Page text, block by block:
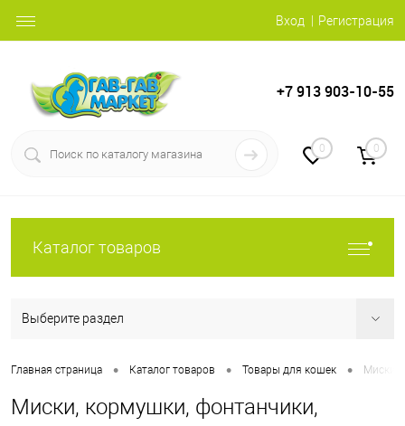
Вход Регистрация
+7 913 903-10-55
0 0
Каталог товаров
Выберите раздел
Главная страница • Каталог товаров • Товары для кошек • Миски,
Миски, кормушки, фонтанчики,